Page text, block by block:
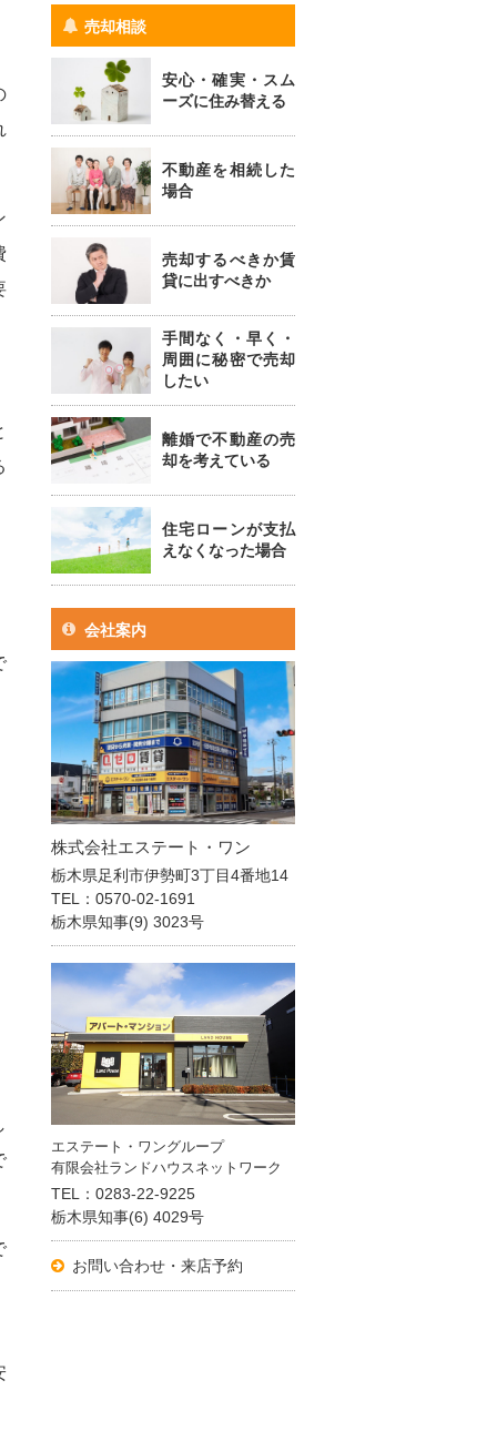
売却相談
安心・確実・スム
ーズに住み替える
不動産を相続した
場合
売却するべきか賃
貸に出すべきか
手間なく・早く・
周囲に秘密で売却
したい
離婚で不動産の売
却を考えている
住宅ローンが支払
えなくなった場合
会社案内
株式会社エステート・ワン
栃木県足利市伊勢町3丁目4番地14
TEL：0570-02-1691
栃木県知事(9) 3023号
エステート・ワングループ
有限会社ランドハウスネットワーク
TEL：0283-22-9225
栃木県知事(6) 4029号
お問い合わせ・来店予約